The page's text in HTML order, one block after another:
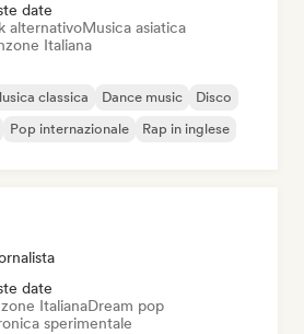
date
alternativoMusica asiatica
Italiana
classica Dance music
Disco
Pop internazionale Rap in inglese
date
ItalianaDream pop
sperimentale